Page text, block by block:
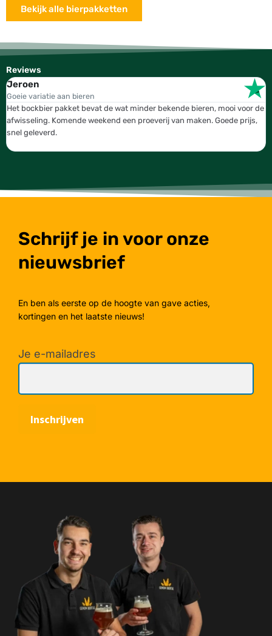
Bekijk alle bierpakketten
Reviews
Jeroen
Goeie variatie aan bieren
Het bockbier pakket bevat de wat minder bekende bieren, mooi voor de
afwisseling. Komende weekend een proeverij van maken. Goede prijs,
snel geleverd.
Schrijf je in voor onze
nieuwsbrief
En ben als eerste op de hoogte van gave acties,
kortingen en het laatste nieuws!
Je e-mailadres